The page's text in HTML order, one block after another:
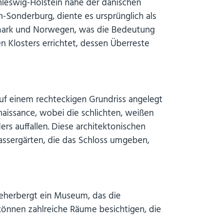
Holstein nahe der dänischen
Sonderburg, diente es ursprünglich als
und Norwegen, was die Bedeutung
Klosters errichtet, dessen Überreste
einem rechteckigen Grundriss angelegt
wobei die schlichten, weißen
auffallen. Diese architektonischen
die das Schloss umgeben,
ein Museum, das die
zahlreiche Räume besichtigen, die